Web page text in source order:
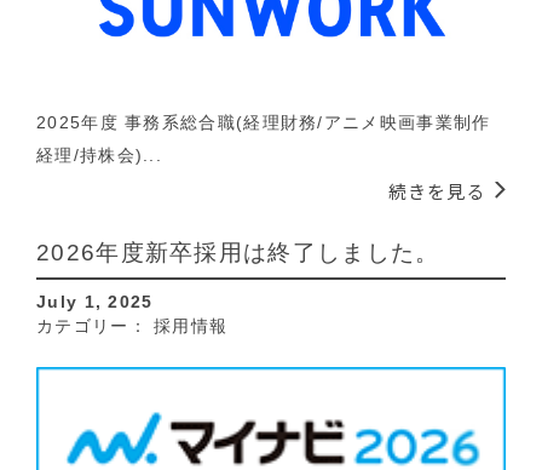
2025年度 事務系総合職(経理財務/アニメ映画事業制作
経理/持株会)...
続きを見る
2026年度新卒採用は終了しました。
July 1, 2025
カテゴリー：採用情報